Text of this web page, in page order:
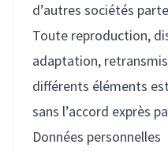
d’autres sociétés
Toute reproduction,
adaptation,
différents éléments
sans l’accord exprès
Données personnelles